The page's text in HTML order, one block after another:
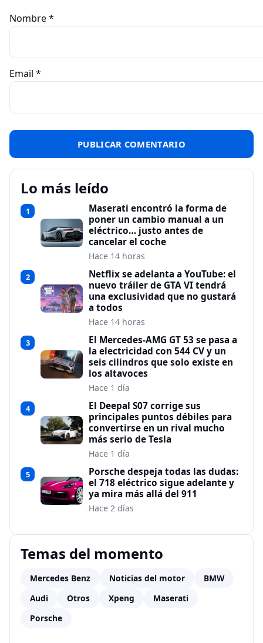
Nombre*
Email *
Lo más leído
1
Maserati encontró la forma de
poner un cambio manual a un
eléctrico… justo antes de
cancelar el coche
Hace 14 horas
2
Netflix se adelanta a YouTube: el
nuevo tráiler de GTA VI tendrá
una exclusividad que no gustará
a todos
Hace 14 horas
3
El Mercedes-AMG GT 53 se pasa a
la electricidad con 544 CV y un
seis cilindros que solo existe en
los altavoces
Hace 1 día
4
El Deepal S07 corrige sus
principales puntos débiles para
convertirse en un rival mucho
más serio de Tesla
Hace 1 día
5
Porsche despeja todas las dudas:
el 718 eléctrico sigue adelante y
ya mira más allá del 911
Hace 2 días
Temas del momento
Mercedes Benz Noticias del motor
BMW
Audi
Otros Xpeng
Maserati
Porsche